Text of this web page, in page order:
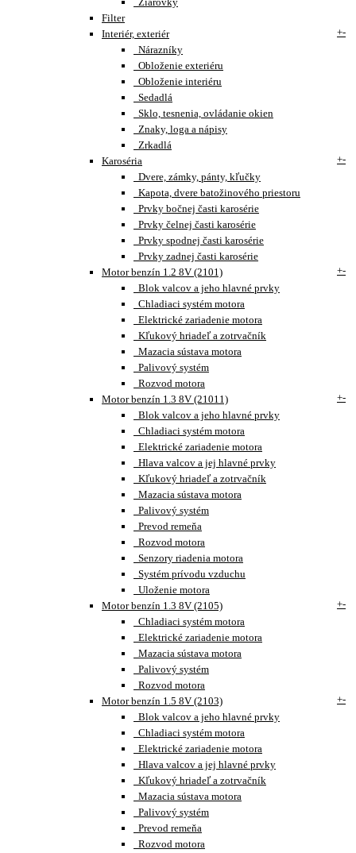
Filter
Interiér, exteriér
+-
Nárazníky
Obloženie exteriéru
Obloženie interiéru
Sedadlá
Sklo, tesnenia, ovládanie okien
Znaky, loga a nápisy
Zrkadlá
Karoséria
+-
Dvere, zámky, pánty, kľučky
Kapota, dvere batožinového priestoru
Prvky bočnej časti karosérie
Prvky čelnej časti karosérie
Prvky spodnej časti karosérie
Prvky zadnej časti karosérie
Motor benzín 1.2 8V (2101)
+-
Blok valcov a jeho hlavné prvky
Chladiaci systém motora
Elektrické zariadenie motora
Kľukový hriadeľ a zotrvačník
Mazacia sústava motora
Palivový systém
Rozvod motora
Motor benzín 1.3 8V (21011)
+-
Blok valcov a jeho hlavné prvky
Chladiaci systém motora
Elektrické zariadenie motora
Hlava valcov a jej hlavné prvky
Kľukový hriadeľ a zotrvačník
Mazacia sústava motora
Palivový systém
Prevod remeňa
Rozvod motora
Senzory riadenia motora
Systém prívodu vzduchu
Uloženie motora
Motor benzín 1.3 8V (2105)
+-
Chladiaci systém motora
Elektrické zariadenie motora
Mazacia sústava motora
Palivový systém
Rozvod motora
Motor benzín 1.5 8V (2103)
+-
Blok valcov a jeho hlavné prvky
Chladiaci systém motora
Elektrické zariadenie motora
Hlava valcov a jej hlavné prvky
Kľukový hriadeľ a zotrvačník
Mazacia sústava motora
Palivový systém
Prevod remeňa
Rozvod motora